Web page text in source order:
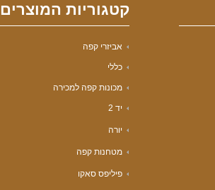
קטגוריות המוצרים
אביזרי קפה
כללי
מכונות קפה למכירה
יד 2
יורה
מטחנות קפה
פיליפס סאקו